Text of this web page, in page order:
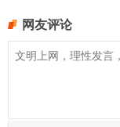
网友评论